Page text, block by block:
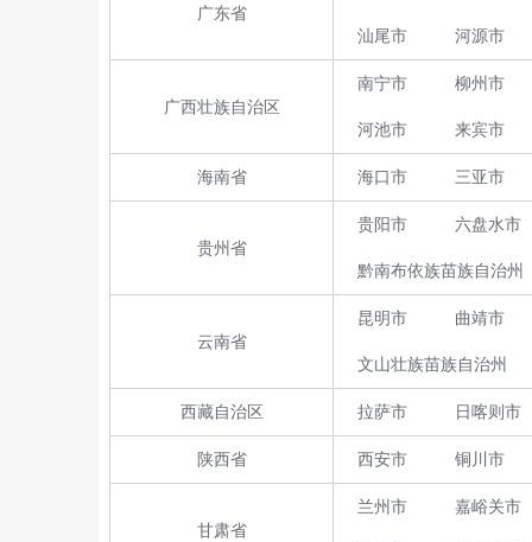
广东省
汕尾市 河源市
广西壮族自治区
南宁市 柳州市
河池市 来宾市
海南省 海口市 三亚市
贵州省
贵阳市 六盘水市
黔南布依族苗族自治州
云南省
昆明市 曲靖市
文山壮族苗族自治州
西藏自治区 拉萨市 日喀则市
陕西省 西安市 铜川市
甘肃省
兰州市 嘉峪关市